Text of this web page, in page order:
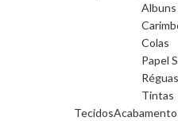
Albuns
Colas
Papel
Tintas
Tecidos